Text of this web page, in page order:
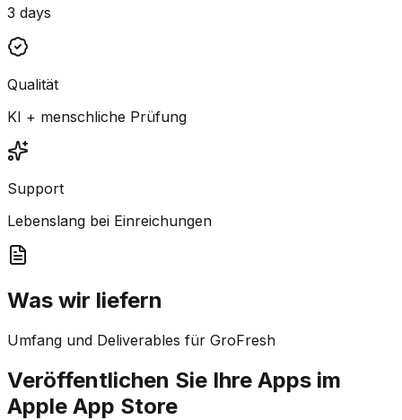
3 days
Qualität
KI + menschliche Prüfung
Support
Lebenslang bei Einreichungen
Was wir liefern
Umfang und Deliverables für GroFresh
Veröffentlichen Sie Ihre Apps im
Apple App Store